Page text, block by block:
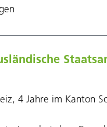
4 Jahre im Kanton